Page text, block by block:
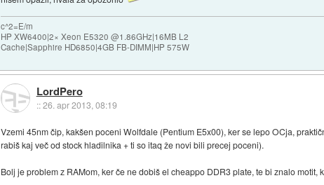
c^2=E/m
HP XW6400|2× Xeon E5320 @1.86GHz|16MB L2
Cache|Sapphire HD6850|4GB FB-DIMM|HP 575W
LordPero
::26. apr 2013, 08:19
Vzemi 45nm čip, kakšen poceni Wolfdale (Pentium E5x00), ker se lepo OCja,
rabiš kaj več od stock hladilnika + ti so itaq že novi bili precej poceni).
Bolj je problem z RAMom, ker če ne dobiš el cheappo DDR3 plate, te bi znalo motit,